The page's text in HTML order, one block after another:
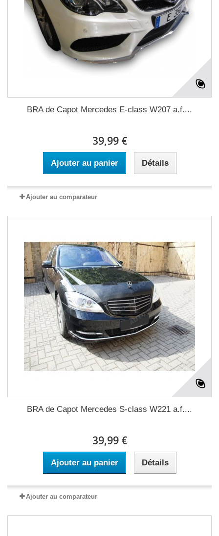
BRA de Capot Mercedes E-class W207 a.f....
39,99 €
Ajouter au panier Détails
Ajouter au comparateur
BRA de Capot Mercedes S-class W221 a.f....
39,99 €
Ajouter au panier Détails
Ajouter au comparateur